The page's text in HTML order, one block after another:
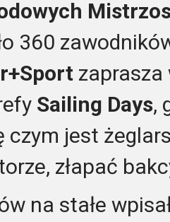
360
Sailing Days,
czym jest
złapać
na stałe